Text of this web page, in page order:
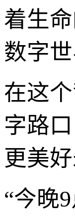
着生
数字
在这
字路
更美
“今晚